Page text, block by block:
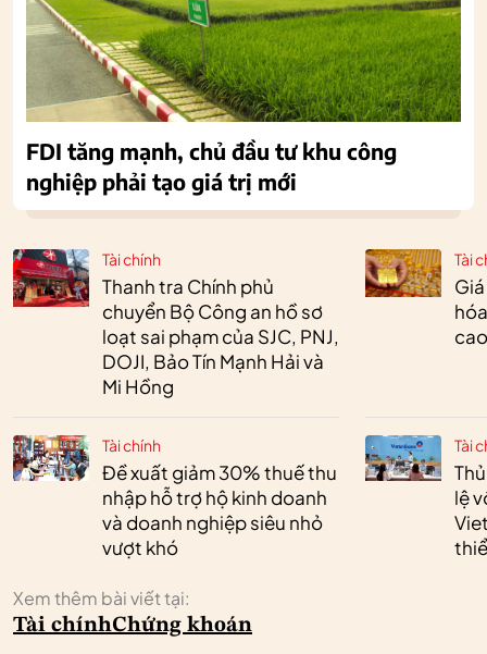
Tài chính
Thanh tra Chính phủ
chuyển Bộ Công an hồ sơ
loạt sai phạm của SJC, PNJ,
DOJI, Bảo Tín Mạnh Hải và
Mi Hồng
Tài chính
Đề xuất giảm 30% thuế thu
nhập hỗ trợ hộ kinh doanh
và doanh nghiệp siêu nhỏ
vượt khó
Tài
Tài
lệ
Xem thêm bài viết tại:
Tài chínhChứng khoán
FDI tăng mạnh, chủ đầu tư khu công
nghiệp phải tạo giá trị mới